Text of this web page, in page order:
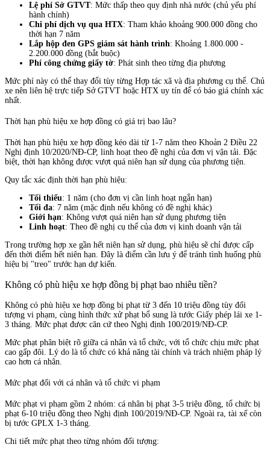
Lệ phí Sở GTVT: Mức thấp theo quy định nhà nước (chủ yếu phí
hành chính)
Chi phí dịch vụ qua HTX: Tham khảo khoảng 900.000 đồng cho
thời hạn 7 năm
Lắp hộp đen GPS giám sát hành trình: Khoảng 1.800.000 -
2.200.000 đồng (bắt buộc)
Phí công chứng giấy tờ: Phát sinh theo từng địa phương
Mức phí này có thể thay đổi tùy từng Hợp tác xã và địa phương cụ thể. Chủ
xe nên liên hệ trực tiếp Sở GTVT hoặc HTX uy tín để có báo giá chính xác
nhất.
Thời hạn phù hiệu xe hợp đồng có giá trị bao lâu?
Thời hạn phù hiệu xe hợp đồng kéo dài từ 1-7 năm theo Khoản 2 Điều 22
Nghị định 10/2020/NĐ-CP, linh hoạt theo đề nghị của đơn vị vận tải. Đặc
biệt, thời hạn không được vượt quá niên hạn sử dụng của phương tiện.
Quy tắc xác định thời hạn phù hiệu:
Tối thiểu: 1 năm (cho đơn vị cần linh hoạt ngắn hạn)
Tối đa: 7 năm (mặc định nếu không có đề nghị khác)
Giới hạn: Không vượt quá niên hạn sử dụng phương tiện
Linh hoạt: Theo đề nghị cụ thể của đơn vị kinh doanh vận tải
Trong trường hợp xe gần hết niên hạn sử dụng, phù hiệu sẽ chỉ được cấp
đến thời điểm hết niên hạn. Đây là điểm cần lưu ý để tránh tình huống phù
hiệu bị "treo" trước hạn dự kiến.
Không có phù hiệu xe hợp đồng bị phạt bao nhiêu tiền?
Không có phù hiệu xe hợp đồng bị phạt từ 3 đến 10 triệu đồng tùy đối
tượng vi phạm, cùng hình thức xử phạt bổ sung là tước Giấy phép lái xe 1-
3 tháng. Mức phạt được căn cứ theo Nghị định 100/2019/NĐ-CP.
Mức phạt phân biệt rõ giữa cá nhân và tổ chức, với tổ chức chịu mức phạt
cao gấp đôi. Lý do là tổ chức có khả năng tài chính và trách nhiệm pháp lý
cao hơn cá nhân.
Mức phạt đối với cá nhân và tổ chức vi phạm
Mức phạt vi phạm gồm 2 nhóm: cá nhân bị phạt 3-5 triệu đồng, tổ chức bị
phạt 6-10 triệu đồng theo Nghị định 100/2019/NĐ-CP. Ngoài ra, tài xế còn
bị tước GPLX 1-3 tháng.
Chi tiết mức phạt theo từng nhóm đối tượng: